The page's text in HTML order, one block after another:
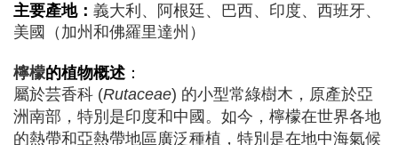
主要產地： 義大利、阿根廷、巴西、印度、西班牙、
美國（加州和佛羅里達州）
檸檬的植物概述：
屬於芸香科 (Rutaceae) 的小型常綠樹木，原產於亞
洲南部，特別是印度和中國。如今，檸檬在世界各地
的熱帶和亞熱帶地區廣泛種植，特別是在地中海氣候